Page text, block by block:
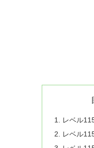
レベル
レベル